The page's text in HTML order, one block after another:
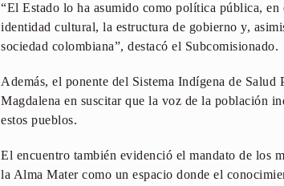
“El Estado lo ha asumido como política pública,
identidad cultural, la estructura de gobierno y,
sociedad colombiana”, destacó el Subcomisionado.
Además, el ponente del Sistema Indígena de
Magdalena en suscitar que la voz de la población
estos pueblos.
El encuentro también evidenció el mandato de los
la Alma Mater como un espacio donde el